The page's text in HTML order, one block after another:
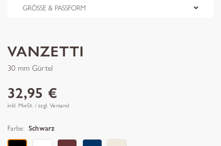
GRÖSSE & PASSFORM
VANZETTI
30 mm Gürtel
32,95 €
inkl. MwSt. / zzgl. Versand
Farbe: Schwarz